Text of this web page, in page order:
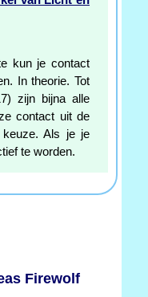
kun je contact
In theorie. Tot
zijn bijna alle
contact uit de
keuze. Als je je
te worden.
Firewolf